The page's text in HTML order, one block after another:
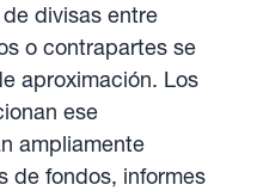
divisas entre
o contrapartes se
aproximación. Los
ese
ampliamente
de fondos, informes